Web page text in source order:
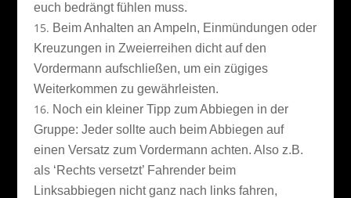
euch bedrängt fühlen muss.
Beim Anhalten an Ampeln, Einmündungen oder
Kreuzungen in Zweierreihen dicht auf den
Vordermann aufschließen, um ein zügiges
Weiterkommen zu gewährleisten.
Noch ein kleiner Tipp zum Abbiegen in der
Gruppe: Jeder sollte auch beim Abbiegen auf
einen Versatz zum Vordermann achten. Also z.B.
als ‘Rechts versetzt’ Fahrender beim
Linksabbiegen nicht ganz nach links fahren,